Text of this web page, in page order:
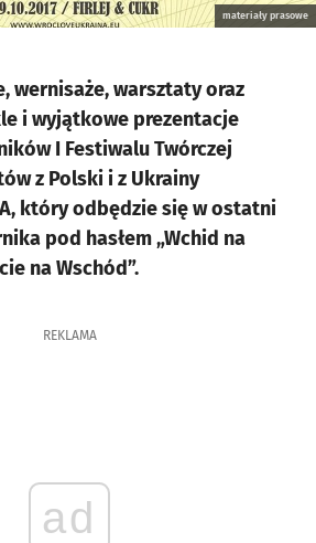
materiały prasowe
wernisaże, warsztaty oraz
i wyjątkowe prezentacje
I Festiwalu Twórczej
z Polski i z Ukrainy
który odbędzie się w ostatni
pod hasłem „Wchid na
na Wschód”.
REKLAMA
ad